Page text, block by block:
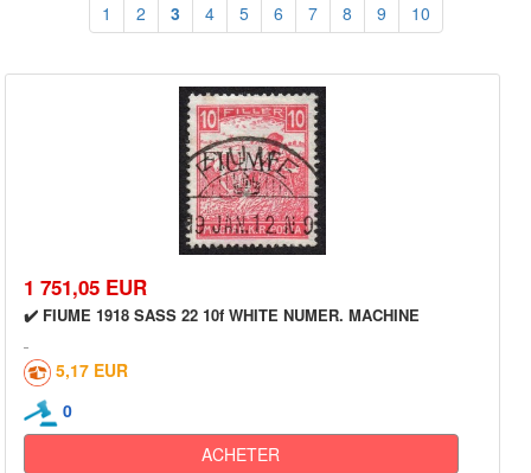
1 2 3 4 5 6 7 8 9 10
1 751,05 EUR
✔️ FIUME 1918 SASS 22 10f WHITE NUMER. MACHINE
5,17 EUR
0
ACHETER